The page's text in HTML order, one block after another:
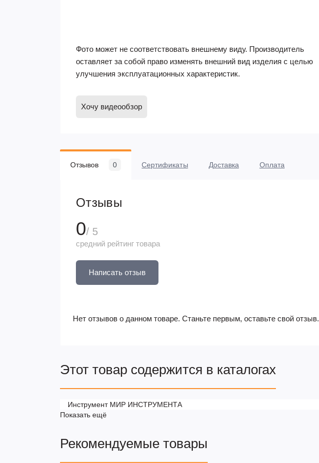
Фото может не соответствовать внешнему виду. Производитель
оставляет за собой право изменять внешний вид изделия с целью
улучшения эксплуатационных характеристик.
Хочу видеообзор
Отзывов 0 Сертификаты Доставка Оплата
Отзывы
0/ 5
средний рейтинг товара
Написать отзыв
Нет отзывов о данном товаре. Станьте первым, оставьте свой отзыв.
Этот товар содержится в каталогах
Инструмент МИР ИНСТРУМЕНТА
Показать ещё
Рекомендуемые товары